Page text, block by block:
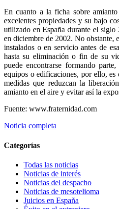
En cuanto a la ficha sobre
excelentes propiedades y su bajo
utilizado en España durante el
en diciembre de 2002. No obstante,
instalados o en servicio antes de
hasta su eliminación o fin de su
puede encontrarse formando
equipos o edificaciones, por ello, es
medidas que reduzcan la
amianto en el aire y evitar así la
Fuente: www.fraternidad.com
Noticia completa
Categorías
Todas las noticias
Noticias de interés
Noticias del despacho
Noticias de mesotelioma
Juicios en España